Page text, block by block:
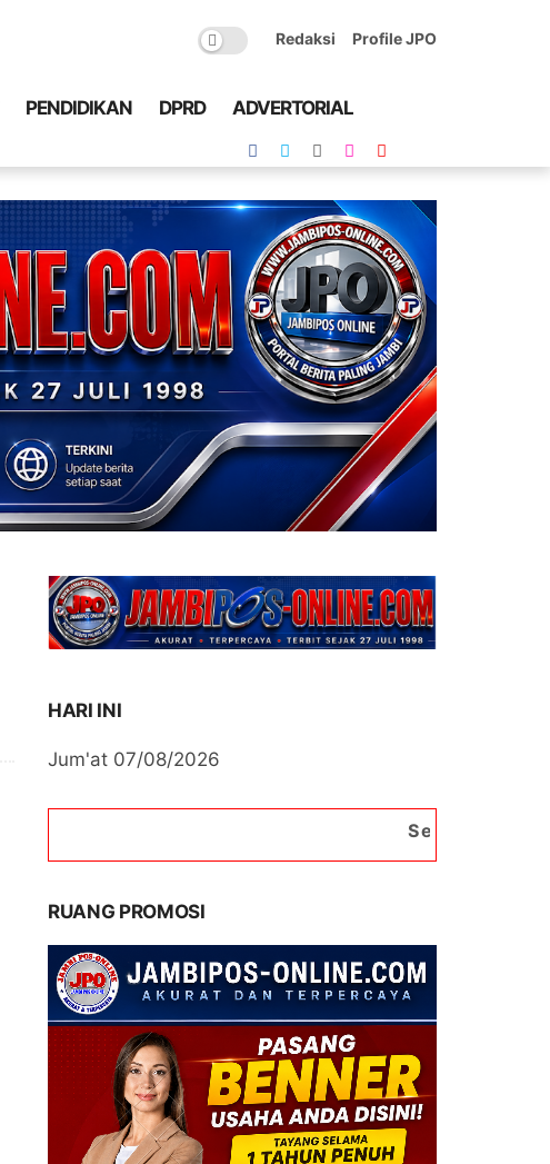
Redaksi Profile JPO
PENDIDIKAN DPRD ADVERTORIAL
HARI INI
Jum'at 07/08/2026
Selamat Datang di
RUANG PROMOSI